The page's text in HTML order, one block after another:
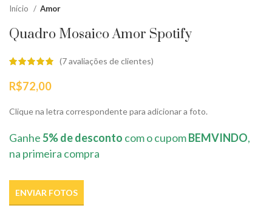
Início Amor
Quadro Mosaico Amor Spotify
(7avaliações de clientes)
R$72,00
Clique na letra correspondente para adicionar a foto.
Ganhe5% de desconto com o cupomBEMVINDO,
na primeira compra
ENVIAR FOTOS